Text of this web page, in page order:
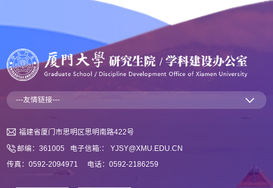
---友情链接---
福建省厦门市思明区思明南路422号
邮编：361005 电子信箱:： YJSY@XMU.EDU.CN
传真：0592-2094971 电话：0592-2186259